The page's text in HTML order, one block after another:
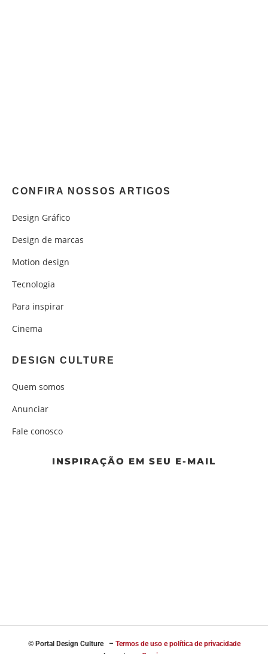
CONFIRA NOSSOS ARTIGOS
Design Gráfico
Design de marcas
Motion design
Tecnologia
Para inspirar
Cinema
DESIGN CULTURE
Quem somos
Anunciar
Fale conosco
INSPIRAÇÃO EM SEU E-MAIL
© Portal Design Culture – Termos de uso e política de privacidade